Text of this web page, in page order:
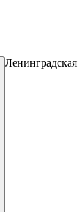
Ленинградская